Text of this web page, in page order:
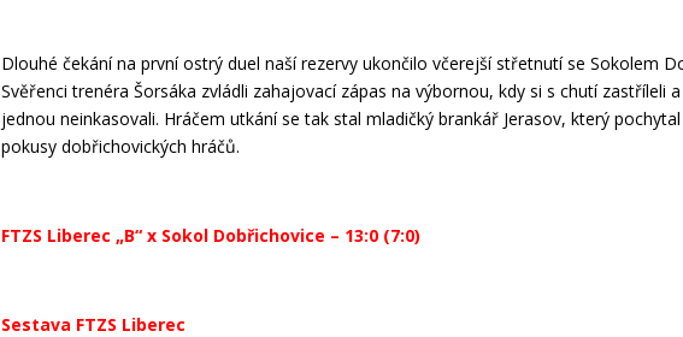
Dlouhé čekání na první ostrý duel naší rezervy ukončilo včerejší střetnutí se Sokolem
Svěřenci trenéra Šorsáka zvládli zahajovací zápas na výbornou, kdy si s chutí zastříleli
jednou neinkasovali. Hráčem utkání se tak stal mladičký brankář Jerasov, který
pokusy dobřichovických hráčů.
FTZS Liberec „B“ x Sokol Dobřichovice – 13:0 (7:0)
Sestava FTZS Liberec